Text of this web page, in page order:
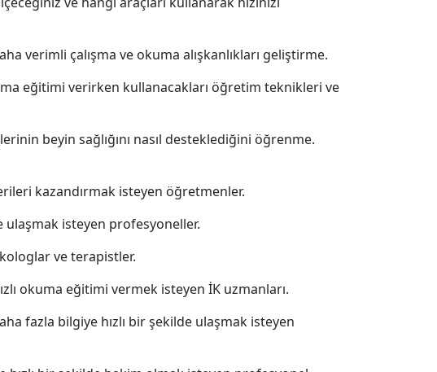
verimli çalışma ve okuma alışkanlıkları geliştirme.
eğitimi verirken kullanacakları öğretim teknikleri ve
beyin sağlığını nasıl desteklediğini öğrenme.
kazandırmak isteyen öğretmenler.
ulaşmak isteyen profesyoneller.
ve terapistler.
okuma eğitimi vermek isteyen İK uzmanları.
fazla bilgiye hızlı bir şekilde ulaşmak isteyen